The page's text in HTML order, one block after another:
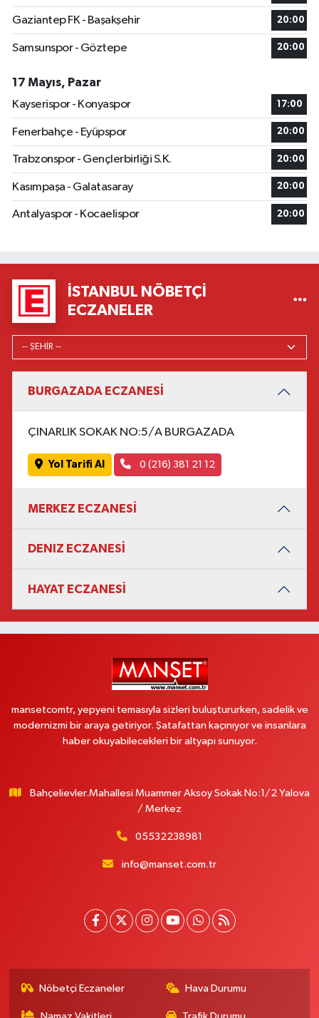
Gaziantep FK - Başakşehir 20:00
Samsunspor - Göztepe 20:00
17 Mayıs, Pazar
Kayserispor - Konyaspor
17:00
Fenerbahçe - Eyüpspor 20:00
Trabzonspor - Gençlerbirliği S.K. 20:00
Kasımpaşa - Galatasaray 20:00
Antalyaspor - Kocaelispor 20:00
İSTANBUL NÖBETÇI
ECZANELER
BURGAZADA ECZANESİ
ÇINARLIK SOKAK NO:5/A BURGAZADA
Yol Tarifi Al 0 (216) 381 21 12
MERKEZ ECZANESİ
DENIZ ECZANESİ
HAYAT ECZANESİ
mansetcomtr, yepyeni temasıyla sizleri buluştururken, sadelik ve
modernizmi bir araya getiriyor. Şatafattan kaçınıyor ve insanlara
haber okuyabilecekleri bir altyapı sunuyor.
Bahçelievler.Mahallesi Muammer Aksoy Sokak No:1/2 Yalova
/ Merkez
05532238981
info@manset.com.tr
Nöbetçi Eczaneler Hava Durumu